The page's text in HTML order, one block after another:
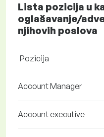
Lista pozicija u
oglašavanje/
njihovih poslova
Pozicija
Account Manager
Account executive